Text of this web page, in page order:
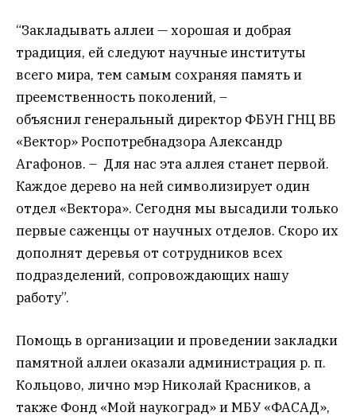
“Закладывать аллеи — хорошая и добрая
традиция, ей следуют научные институты
всего мира, тем самым сохраняя память и
преемственность поколений, –
объяснилгенеральный директор ФБУН ГНЦ ВБ
«Вектор» Роспотребнадзора Александр
Агафонов. – Для нас эта аллея станет первой.
Каждое дерево на ней символизирует один
отдел «Вектора». Сегодня мы высадили только
первые саженцы от научных отделов. Скоро их
дополнят деревья от сотрудников всех
подразделений, сопровождающих нашу
работу”.
Помощь в организации и проведении закладки
памятной аллеи оказали администрация р. п.
Кольцово, лично мэр Николай Красников, а
также Фонд «Мой наукоград» и МБУ «ФАСАД»,